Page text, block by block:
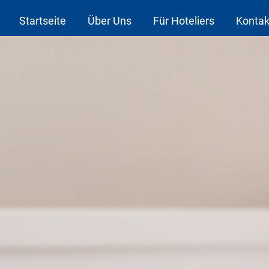
Startseite Über Uns Für Hoteliers